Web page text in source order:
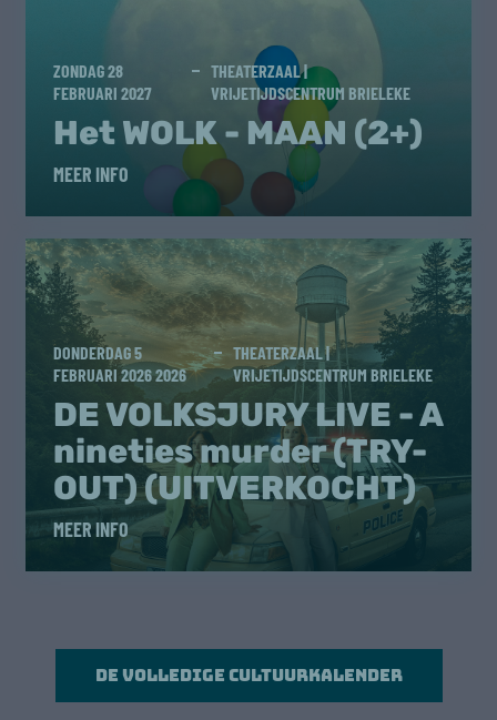
ZONDAG 28
FEBRUARI 2027
THEATERZAAL |
VRIJETIJDSCENTRUM BRIELEKE
Het WOLK - MAAN (2+)
MEER INFO
DONDERDAG 5
FEBRUARI 2026 2026
THEATERZAAL |
VRIJETIJDSCENTRUM BRIELEKE
DE VOLKSJURY LIVE - A
nineties murder (TRY-
OUT) (UITVERKOCHT)
MEER INFO
De volledige cultuurkalender